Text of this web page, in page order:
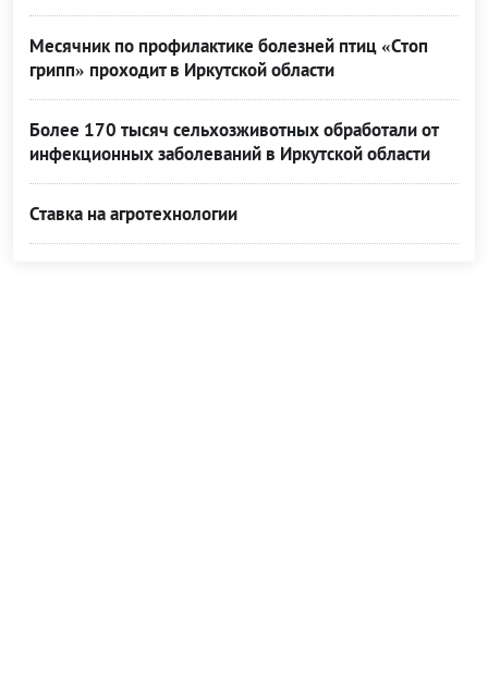
Месячник по профилактике болезней птиц «Стоп
грипп» проходит в Иркутской области
Более 170 тысяч сельхозживотных обработали от
инфекционных заболеваний в Иркутской области
Ставка на агротехнологии